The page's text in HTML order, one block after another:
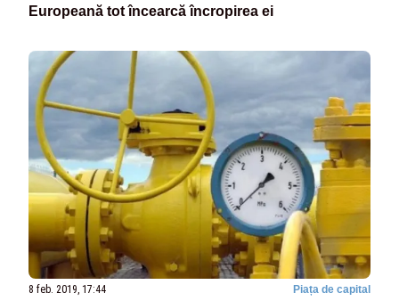
Europeană tot încearcă încropirea ei
8 feb. 2019, 17:44 Piața de capital